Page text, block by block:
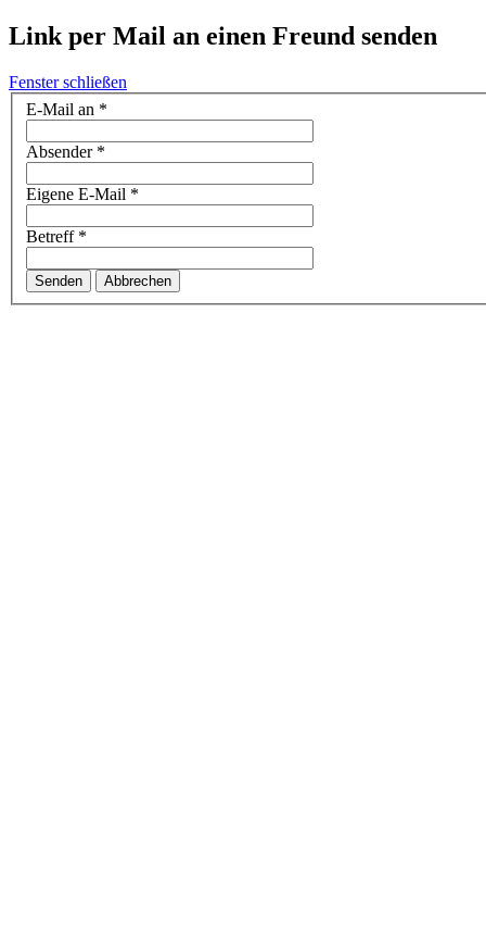
Link per Mail an einen Freund senden
Fenster schließen
E-Mail an *
Absender*
Eigene E-Mail *
Betreff*
Senden Abbrechen